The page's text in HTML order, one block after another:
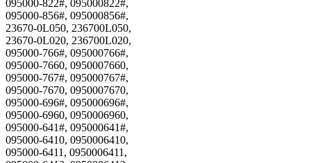
095000-822#, 095000822#,
095000-856#, 095000856#,
23670-0L050, 236700L050,
23670-0L020, 236700L020,
095000-766#, 095000766#,
095000-7660, 0950007660,
095000-767#, 095000767#,
095000-7670, 0950007670,
095000-696#, 095000696#,
095000-6960, 0950006960,
095000-641#, 095000641#,
095000-6410, 0950006410,
095000-6411, 0950006411,